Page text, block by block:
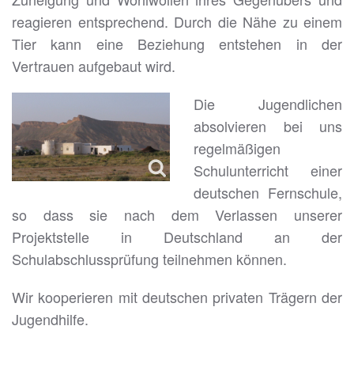
reagieren entsprechend. Durch die Nähe zu einem
Tier kann eine Beziehung entstehen in der
Vertrauen aufgebaut wird.
Die Jugendlichen
absolvieren bei uns
regelmäßigen
Schulunterricht einer
deutschen Fernschule,
so dass sie nach dem Verlassen unserer
Projektstelle in Deutschland an der
Schulabschlussprüfung teilnehmen können.
Wir kooperieren mit deutschen privaten Trägern der
Jugendhilfe.